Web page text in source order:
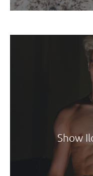
Show